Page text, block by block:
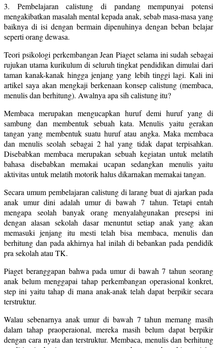
3. Pembelajaran calistung di pandang mempunyai potensi
mengakibatkan masalah mental kepada anak, sebab masa-masa yang
baiknya di isi dengan bermain dipenuhinya dengan beban belajar
seperti orang dewasa.
Teori psikologi perkembangan Jean Piaget selama ini sudah sebagai
rujukan utama kurikulum di seluruh tingkat pendidikan dimulai dari
taman kanak-kanak hingga jenjang yang lebih tinggi lagi. Kali ini
artikel saya akan mengkaji berkenaan konsep calistung (membaca,
menulis dan berhitung). Awalnya apa sih calistung itu?
Membaca merupakan mengucapkan huruf demi huruf yang di
sambung dan membentuk sebuah kata. Menulis yaitu gerakan
tangan yang membentuk suatu huruf atau angka. Maka membaca
dan menulis seolah sebagai 2 hal yang tidak dapat terpisahkan.
Disebabkan membaca merupakan sebuah kegiatan untuk melatih
bahasa disebabkan memakai ucapan sedangkan menulis yaitu
aktivitas untuk melatih motorik halus dikarnakan memakai tangan.
Secara umum pembelajaran calistung di larang buat di ajarkan pada
anak umur dini adalah umur di bawah 7 tahun. Tetapi entah
mengapa seolah banyak orang menyalahgunakan presepsi ini
dengan alasan sekolah dasar menuntut setiap anak yang akan
memasuki jenjang itu mesti telah bisa membaca, menulis dan
berhitung dan pada akhirnya hal inilah di bebankan pada pendidik
pra sekolah atau TK.
Piaget beranggapan bahwa pada umur di bawah 7 tahun seorang
anak belum menggapai tahap perkembangan operasional konkret,
step ini yaitu tahap di mana anak-anak telah dapat berpikir secara
terstruktur.
Walau sebenarnya anak umur di bawah 7 tahun memang masih
dalam tahap praoperaional, mereka masih belum dapat berpikir
dengan cara nyata dan terstruktur. Membaca, menulis dan berhitung